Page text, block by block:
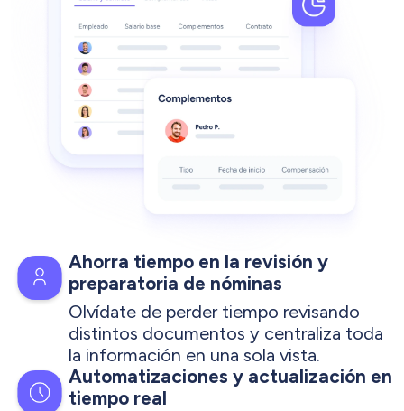
Ahorra tiempo en la revisión y
preparatoria de nóminas
Olvídate de perder tiempo revisando
distintos documentos y centraliza toda
la información en una sola vista.
Automatizaciones y actualización en
tiempo real